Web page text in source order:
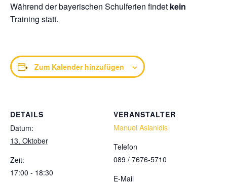
Während der bayerischen Schulferien findet kein
Training statt.
Zum Kalender hinzufügen
DETAILS
Datum:
13. Oktober
Zeit:
17:00 - 18:30
VERANSTALTER
Manuel Aslanidis
Telefon
089 / 7676-5710
E-Mail